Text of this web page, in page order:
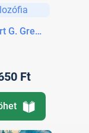
G. Green
Ft